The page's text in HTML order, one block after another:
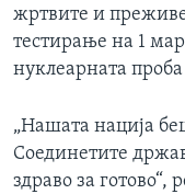
жртвите и
тестирање на 1
нуклеарната
„Нашата нација
Соединетите
здраво за готово“,